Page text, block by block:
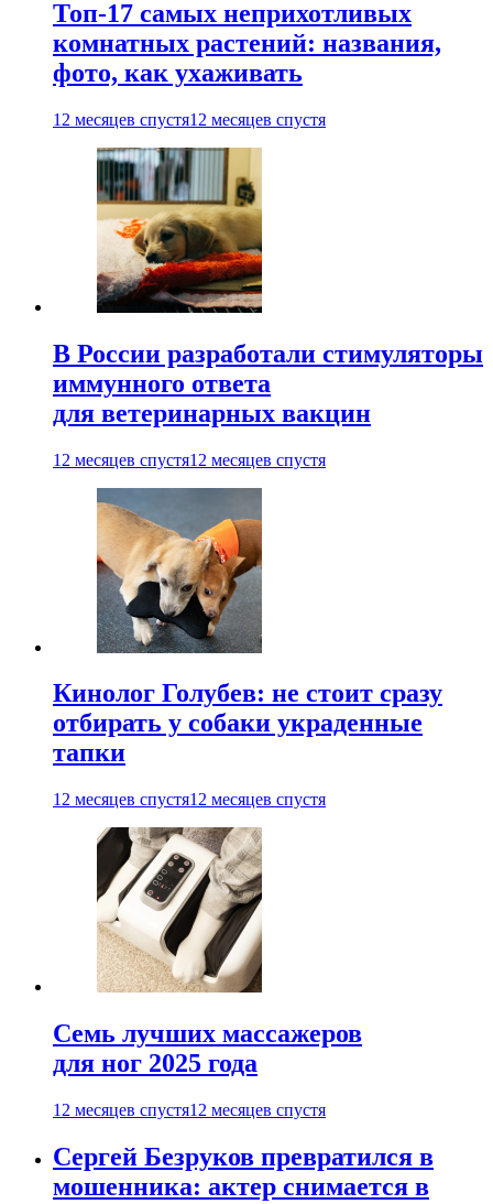
Топ-17 самых неприхотливых
комнатных растений: названия,
фото, как ухаживать
12 месяцев спустя12 месяцев спустя
В России разработали стимуляторы
иммунного ответа
для ветеринарных вакцин
12 месяцев спустя12 месяцев спустя
Кинолог Голубев: не стоит сразу
отбирать у собаки украденные
тапки
12 месяцев спустя12 месяцев спустя
Семь лучших массажеров
для ног 2025 года
12 месяцев спустя12 месяцев спустя
Сергей Безруков превратился в
мошенника: актер снимается в